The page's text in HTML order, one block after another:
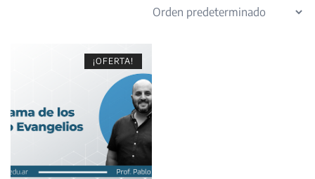
¡OFERTA!